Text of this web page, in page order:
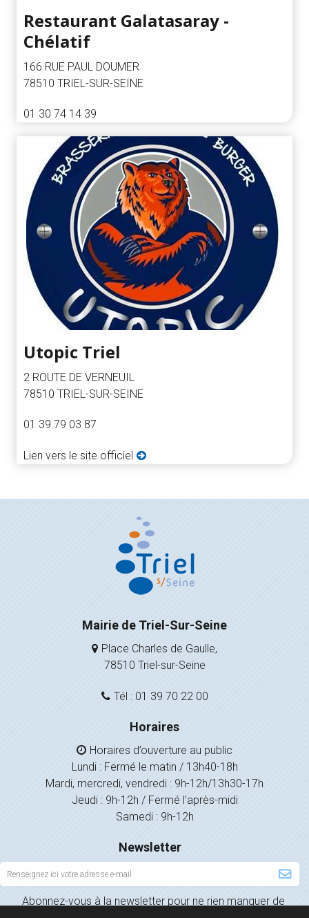
Restaurant Galatasaray -
Chélatif
166 RUE PAUL DOUMER
78510 TRIEL-SUR-SEINE
01 30 74 14 39
Utopic Triel
2 ROUTE DE VERNEUIL
78510 TRIEL-SUR-SEINE
01 39 79 03 87
Lien vers le site officiel
Mairie de Triel-Sur-Seine
Place Charles de Gaulle,
78510 Triel-sur-Seine
Tél : 01 39 70 22 00
Horaires
Horaires d’ouverture au public
Lundi : Fermé le matin / 13h40-18h
Mardi, mercredi, vendredi : 9h-12h/13h30-17h
Jeudi : 9h-12h / Fermé l’après-midi
Samedi : 9h-12h
Newsletter
Inscription
à
la
Abonnez-vous à la newsletter pour ne rien manquer de